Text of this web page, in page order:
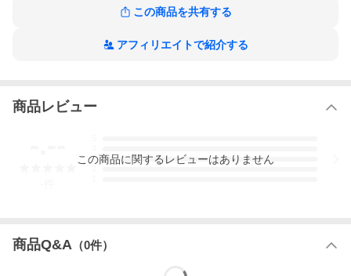
ベルト穴5穴（2.5cm間隔）この商品を共有する
アフィリエイトで紹介する
商品レビュー
3
この商品に関するレビューはありません
商品Q&A （0件）